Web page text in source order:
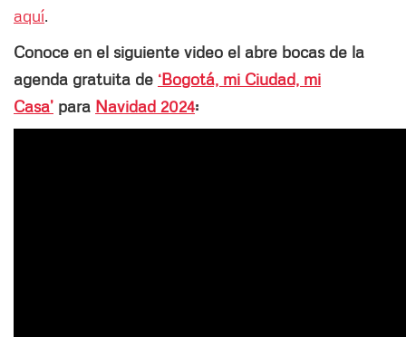
aquí.
Conoce en el siguiente video el abre bocas de la
agenda gratuita de ‘Bogotá, mi Ciudad, mi
Casa’ para Navidad 2024: